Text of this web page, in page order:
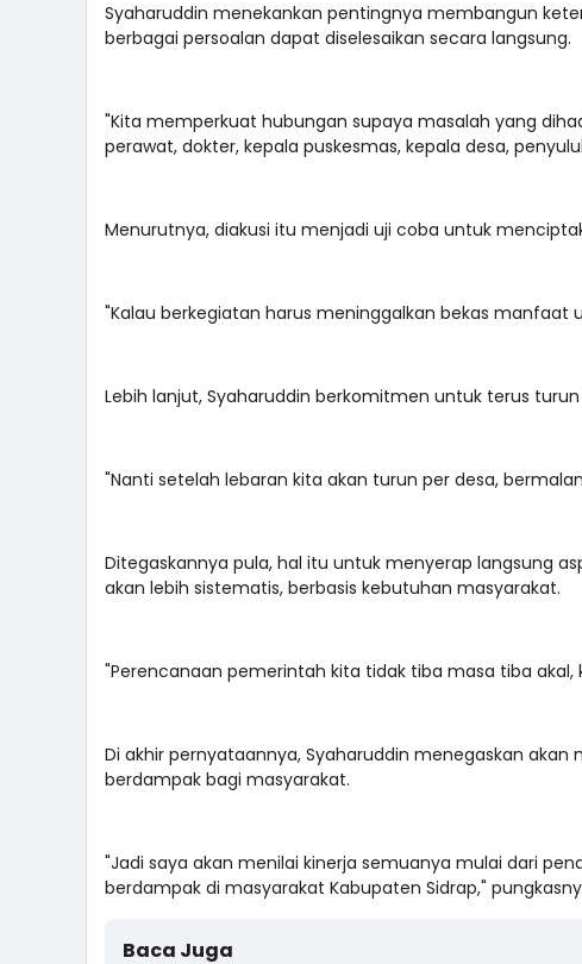
Syaharuddin menekankan pentingnya membangun
berbagai persoalan dapat diselesaikan secara langsung.
"Kita memperkuat hubungan supaya masalah yang
perawat, dokter, kepala puskesmas, kepala desa,
Menurutnya, diakusi itu menjadi uji coba untuk
"Kalau berkegiatan harus meninggalkan bekas manfaat
Lebih lanjut, Syaharuddin berkomitmen untuk terus
"Nanti setelah lebaran kita akan turun per desa,
Ditegaskannya pula, hal itu untuk menyerap langsung
akan lebih sistematis, berbasis kebutuhan masyarakat.
"Perencanaan pemerintah kita tidak tiba masa tiba
Di akhir pernyataannya, Syaharuddin menegaskan
berdampak bagi masyarakat.
"Jadi saya akan menilai kinerja semuanya mulai dari
berdampak di masyarakat Kabupaten Sidrap,"
Baca Juga